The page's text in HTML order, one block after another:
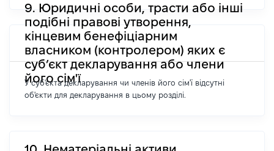
9. Юридичні особи, трасти або інші
подібні правові утворення,
кінцевим бенефіціарним
власником (контролером) яких є
суб’єкт декларування або члени
його сім'ї
У суб'єкта декларування чи членів його сім'ї відсутні
об'єкти для декларування в цьому розділі.